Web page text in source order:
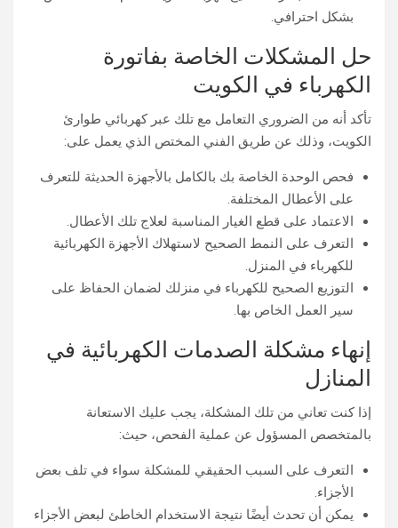
بشكل احترافي.
حل المشكلات الخاصة بفاتورة
الكهرباء في الكويت
تأكد أنه من الضروري التعامل مع تلك عبر كهربائي طوارئ
الكويت، وذلك عن طريق الفني المختص الذي يعمل على:
فحص الوحدة الخاصة بك بالكامل بالأجهزة الحديثة للتعرف
على الأعطال المختلفة.
الاعتماد على قطع الغيار المناسبة لعلاج تلك الأعطال.
التعرف على النمط الصحيح لاستهلاك الأجهزة الكهربائية
للكهرباء في المنزل.
التوزيع الصحيح للكهرباء في منزلك لضمان الحفاظ على
سير العمل الخاص بها.
إنهاء مشكلة الصدمات الكهربائية في
المنازل
إذا كنت تعاني من تلك المشكلة، يجب عليك الاستعانة
بالمتخصص المسؤول عن عملية الفحص، حيث:
التعرف على السبب الحقيقي للمشكلة سواء في تلف بعض
الأجزاء.
يمكن أن تحدث أيضًا نتيجة الاستخدام الخاطئ لبعض الأجزاء